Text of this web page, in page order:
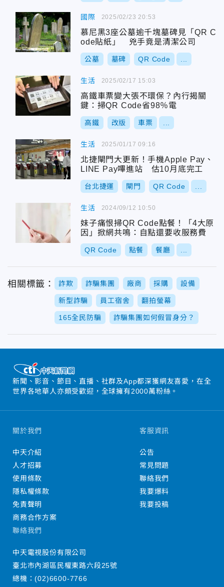
國際
慕尼黑3座公墓逾千塊墓碑見「QR C
ode貼紙」 兇手竟是清潔公司
公墓 墓碑 QR Code
2025/02/23 20:53
生活
高鐵車票變大張不環保？內行揭關
鍵：掃QR Code省98％電
高鐵 改版 車票
2025/02/17 15:03
生活
北捷閘門大更新！手機Apple Pay、
LINE Pay嗶進站 估10月底完工
台北捷運 閘門 QR Code
2025/01/17 09:16
生活
妹子痛恨掃QR Code點餐！「4大原
因」掀網共鳴：自點還要收服務費
QR Code 點餐 餐廳
2024/09/12 10:50
相關標籤： 詐欺 詐騙集團 廠商 採購 設備
新型詐騙 員工宿舍 翻拍螢幕
165全民防騙 詐騙集團如何假冒身分？
新聞、影音、節目、直播、社群及App都深獲網友喜愛，在全
世界各地華人亦頗受歡迎，全球擁有2000萬粉絲。
關於我們
中天介紹
人才招募
使用條款
隱私權條款
免責聲明
商務合作方案
客服資訊
公告
常見問題
聯絡我們
我要爆料
我要投稿
聯絡我們
中天電視股份有限公司
臺北市內湖區民權東路六段25號
總機：(02)6600-7766